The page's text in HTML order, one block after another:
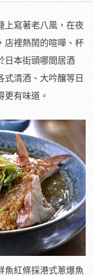
上寫著老八風，在夜
店裡熱鬧的喧嘩、杯
日本街頭哪間居酒
式清酒、大吟釀等日
更有味道。
魚紅條採港式蔥爆魚